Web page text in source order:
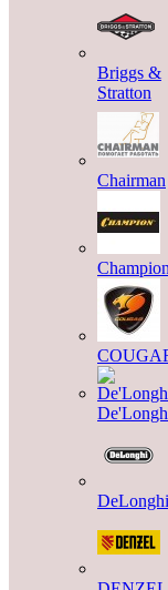
Briggs &
Stratton
Chairman
Champion
DeLonghi